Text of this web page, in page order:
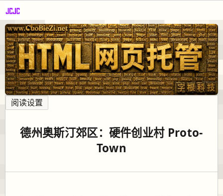
阅读设置
德州奥斯汀郊区：硬件创业村 Proto-
Town